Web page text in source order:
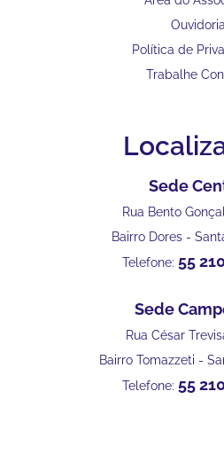
Ouvidoria
Política de
Trabalhe
Sede
Rua Bento
Bairro Dores -
Telefone: 55
Sede
Rua César
Bairro Tomazzeti -
Telefone: 55